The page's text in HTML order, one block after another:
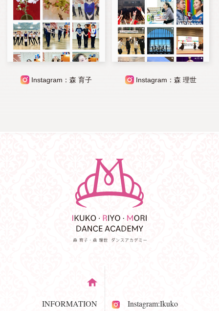
Instagram：森 育子 Instagram：森 理世
INFORMATION Instagram:Ikuko